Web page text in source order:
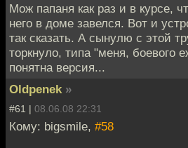
Мож папаня как раз и в курсе,
него в доме завелся. Вот и
так сказать. А сынулю с этой
торкнуло, типа "меня, боевого
понятна версия...
Oldpenek »
#61 | 08.06.08 22:31
Кому: bigsmile, #58